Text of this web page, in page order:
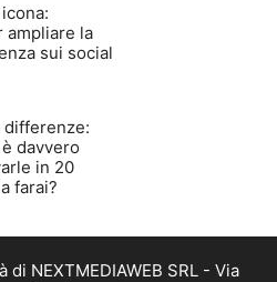
ampliare la
sui social
differenze:
davvero
in 20
farai?
NEXTMEDIAWEB SRL - Via